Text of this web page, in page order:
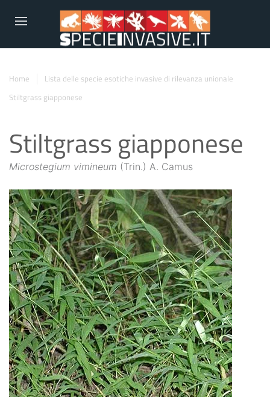
Home
Lista delle specie esotiche invasive di rilevanza unionale
Stiltgrass giapponese
Stiltgrass giapponese
Microstegium vimineum (Trin.) A. Camus